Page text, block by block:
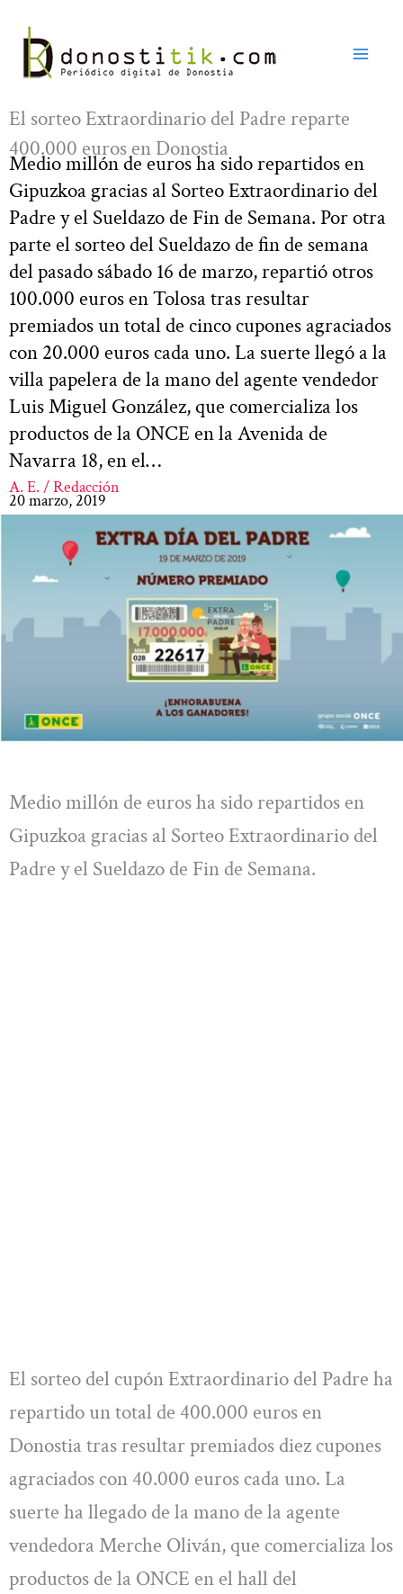
contenido
El sorteo Extraordinario del Padre reparte
400.000 euros en Donostia
Medio millón de euros ha sido repartidos en
Gipuzkoa gracias al Sorteo Extraordinario del
Padre y el Sueldazo de Fin de Semana. Por otra
parte el sorteo del Sueldazo de fin de semana
del pasado sábado 16 de marzo, repartió otros
100.000 euros en Tolosa tras resultar
premiados un total de cinco cupones agraciados
con 20.000 euros cada uno. La suerte llegó a la
villa papelera de la mano del agente vendedor
Luis Miguel González, que comercializa los
productos de la ONCE en la Avenida de
Navarra 18, en el…
A. E. / Redacción
20 marzo, 2019
Medio millón de euros ha sido repartidos en
Gipuzkoa gracias al Sorteo Extraordinario del
Padre y el Sueldazo de Fin de Semana.
El sorteo del cupón Extraordinario del Padre ha
repartido un total de 400.000 euros en
Donostia tras resultar premiados diez cupones
agraciados con 40.000 euros cada uno. La
suerte ha llegado de la mano de la agente
vendedora Merche Oliván, que comercializa los
productos de la ONCE en el hall del